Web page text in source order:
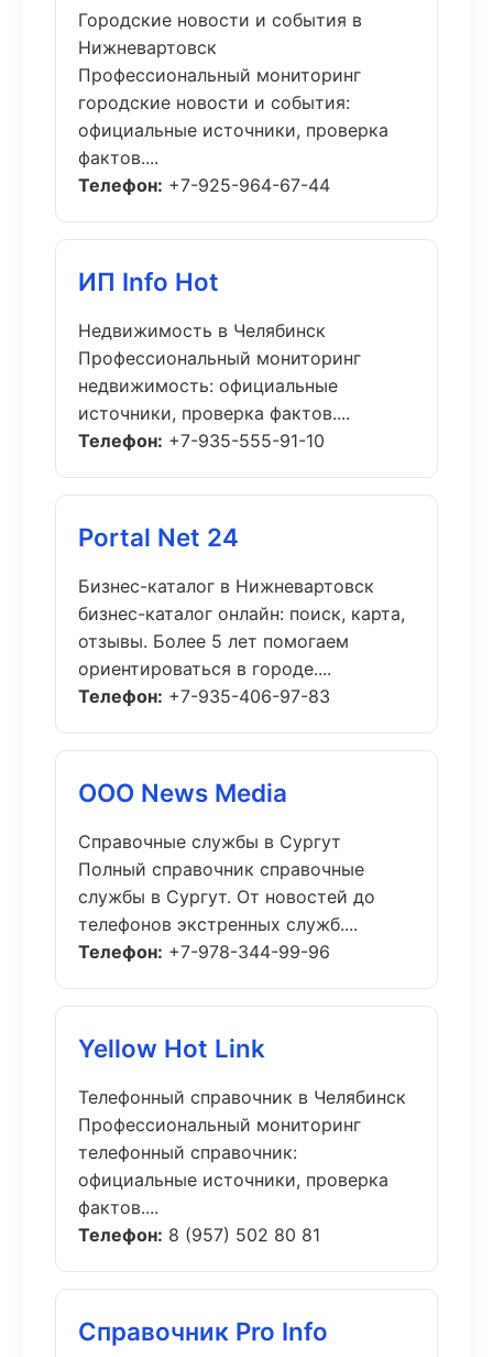
Городские новости и события в
Нижневартовск
Профессиональный мониторинг
городские новости и события:
официальные источники, проверка
фактов....
Телефон: +7-925-964-67-44
ИП Info Hot
Недвижимость в Челябинск
Профессиональный мониторинг
недвижимость: официальные
источники, проверка фактов....
Телефон: +7-935-555-91-10
Portal Net 24
Бизнес-каталог в Нижневартовск
бизнес-каталог онлайн: поиск, карта,
отзывы. Более 5 лет помогаем
ориентироваться в городе....
Телефон: +7-935-406-97-83
ООО News Media
Справочные службы в Сургут
Полный справочник справочные
службы в Сургут. От новостей до
телефонов экстренных служб....
Телефон: +7-978-344-99-96
Yellow Hot Link
Телефонный справочник в Челябинск
Профессиональный мониторинг
телефонный справочник:
официальные источники, проверка
фактов....
Телефон: 8 (957) 502 80 81
Справочник Pro Info